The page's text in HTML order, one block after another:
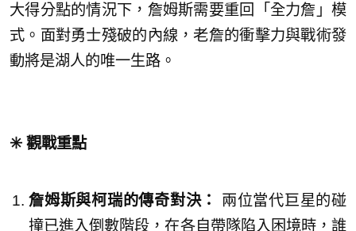
大得分點的情況下，詹姆斯需要重回「全力詹」模
式。面對勇士殘破的內線，老詹的衝擊力與戰術發
動將是湖人的唯一生路。
✳️ 觀戰重點
詹姆斯與柯瑞的傳奇對決：
兩位當代巨星的碰
撞已進入倒數階段，在各自帶隊陷入困境時，誰